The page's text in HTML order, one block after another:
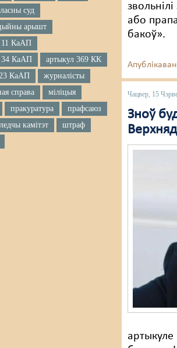
суд
арышт
11 КаАП
34 КаАП
артыкул 369 КК
КаАП
журналісты
справа
міліцыя
пракуратура
прафсаюз
камітэт
штраф
або
бакоў».
Чацвер, 15
Зноў
артыкуле